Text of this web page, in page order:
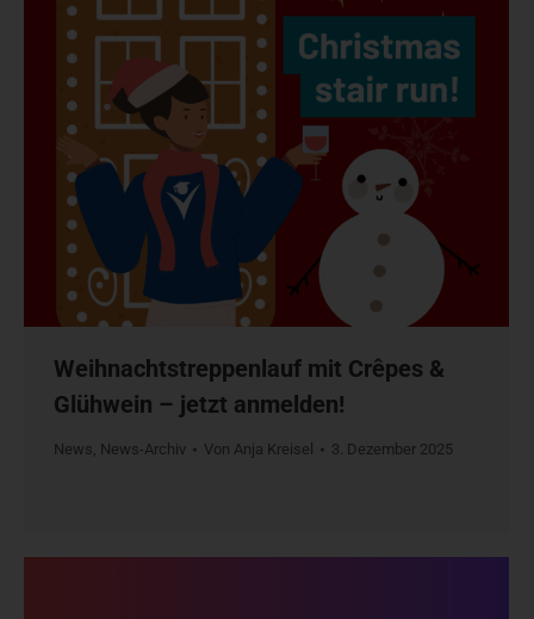
Weihnachtstreppenlauf mit Crêpes &
Glühwein – jetzt anmelden!
News, News-Archiv Von Anja Kreisel 3. Dezember 2025